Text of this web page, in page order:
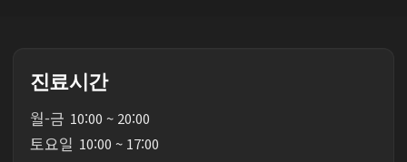
진료시간
월-금 10:00 ~ 20:00
토요일 10:00 ~ 17:00